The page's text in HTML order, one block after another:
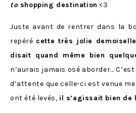
toshopping destination <3
Juste avant de rentrer dans la
repéré cette très jolie
disait quand même bien
n’aurais jamais osé aborder…
d’attente que celle-ci est venue
ont été levés, il s’agissait bien de